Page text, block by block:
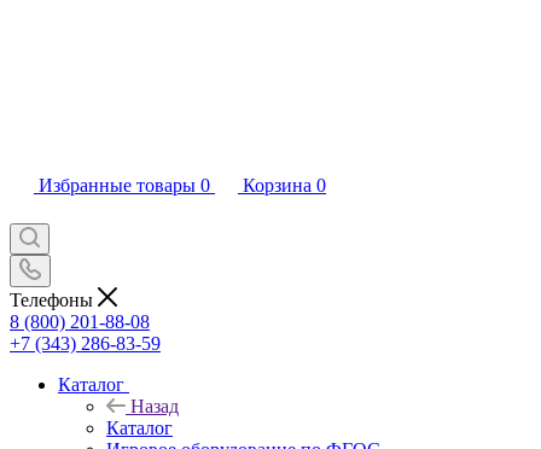
Избранные товары 0 Корзина 0
Телефоны
8 (800) 201-88-08
+7 (343) 286-83-59
Каталог
Назад
Каталог